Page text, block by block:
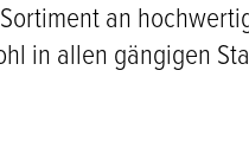
an
in allen gängigen